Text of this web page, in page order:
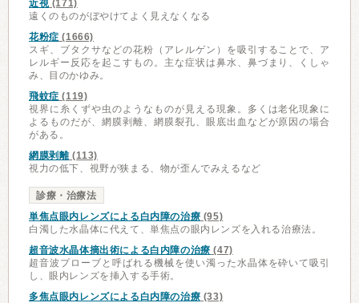
近視(171)
遠くのものがぼやけてよく見えなくなる
花粉症 (1666)
スギ、ブタクサなどの花粉（アレルゲン）を吸引することで、ア
レルギー反応を起こすもの。主な症状は鼻水、鼻づまり、くしゃ
み、目のかゆみ。
飛蚊症 (119)
視界に糸くずや虫のようなものが見える現象。多くは老化現象に
よるものだが、網膜剥離、網膜裂孔、眼底出血などが原因の場合
がある。
網膜剥離(113)
視力の低下、視野が狭まる、物が歪んでみえるなど
診療・治療法
単焦点眼内レンズによる白内障の治療 (95)
白濁した水晶体に代えて、単焦点の眼内レンズを入れる治療法。
超音波水晶体摘出術による白内障の治療 (47)
超音波プローブと呼ばれる機械を使い濁った水晶体を砕いて吸引
し、眼内レンズを挿入する手術。
多焦点眼内レンズによる白内障の治療 (33)